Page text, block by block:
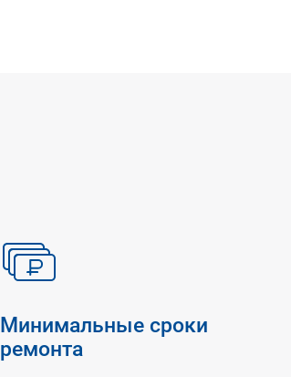
Минимальные сроки
ремонта